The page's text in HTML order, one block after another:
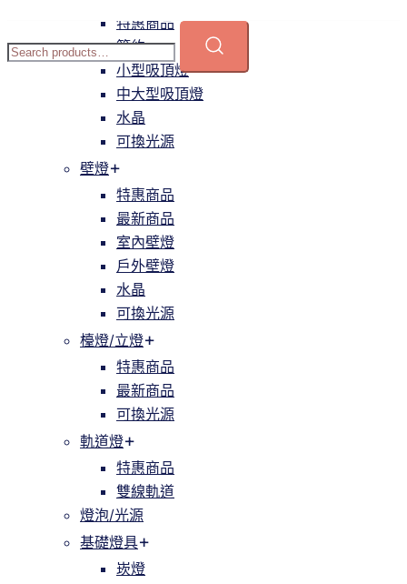
特惠商品
簡約
小型吸頂燈
中大型吸頂燈
水晶
可換光源
壁燈
特惠商品
最新商品
室內壁燈
戶外壁燈
水晶
可換光源
檯燈/立燈
特惠商品
最新商品
可換光源
軌道燈
特惠商品
雙線軌道
燈泡/光源
基礎燈具
崁燈